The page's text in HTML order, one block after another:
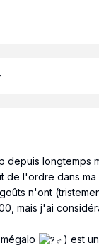
depuis
de l'ordre dans
n'ont
mais j'ai
) est